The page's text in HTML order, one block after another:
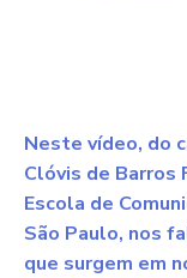
Neste vídeo, do
Clóvis de
Escola de
São Paulo, nos
que surgem em